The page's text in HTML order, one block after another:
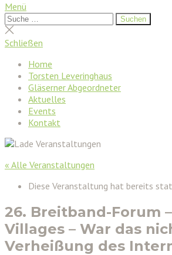
Menü
Suchen
nach:
Suchen
Suche
schließen
Schließen
Home
Torsten Leveringhaus
Gläserner Abgeordneter
Aktuelles
Events
Kontakt
« Alle Veranstaltungen
Diese Veranstaltung hat bereits
26. Breitband-Forum
Villages – War das
Verheißung des